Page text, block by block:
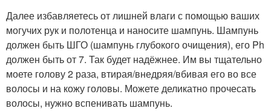
Далее избавляетесь от лишней влаги с помощью ваших
могучих рук и полотенца и наносите шампунь. Шампунь
должен быть ШГО (шампунь глубокого очищения), его Ph
должен быть от 7. Так будет надёжнее. Им вы тщательно
моете голову 2 раза, втирая/внедряя/вбивая его во все
волосы и на кожу головы. Можете деликатно прочесать
волосы, нужно вспенивать шампунь.